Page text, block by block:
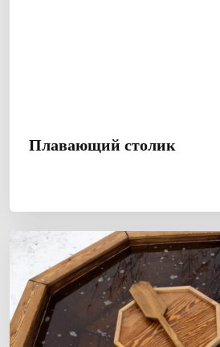
Плавающий столик